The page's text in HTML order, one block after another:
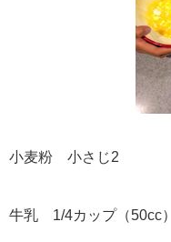
小麦粉 小さじ2
牛乳 1/4カップ（50cc）